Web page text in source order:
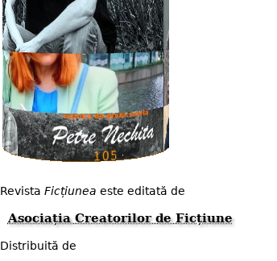
Revista Ficțiunea este editată de
Asociația Creatorilor de Ficțiune
Distribuită de